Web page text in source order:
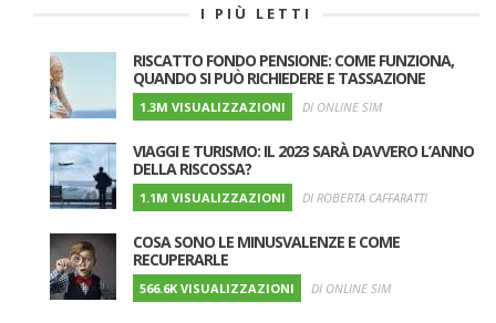
I PIÙ LETTI
RISCATTO FONDO PENSIONE: COME FUNZIONA,
QUANDO SI PUÒ RICHIEDERE E TASSAZIONE
1.3M VISUALIZZAZIONI DI ONLINE SIM
VIAGGI E TURISMO: IL 2023 SARÀ DAVVERO L’ANNO
DELLA RISCOSSA?
1.1M VISUALIZZAZIONI DI ROBERTA CAFFARATTI
COSA SONO LE MINUSVALENZE E COME
RECUPERARLE
566.6K VISUALIZZAZIONI DI ONLINE SIM